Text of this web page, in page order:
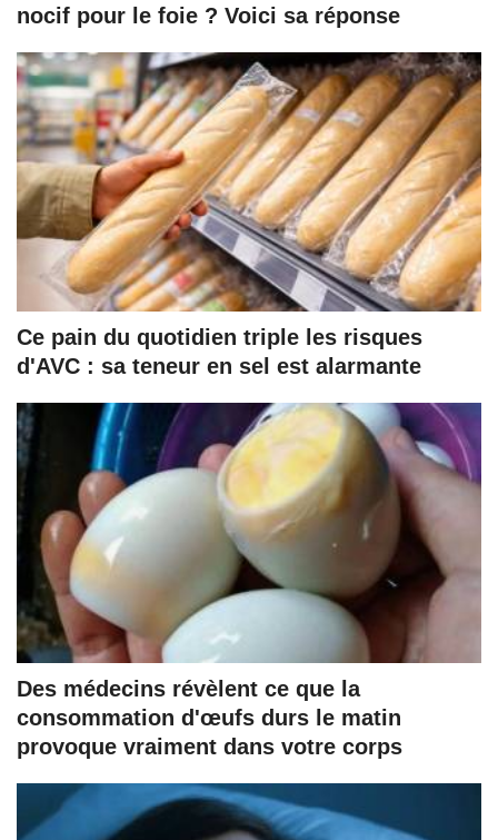
nocif pour le foie ? Voici sa réponse
Ce pain du quotidien triple les risques
d'AVC : sa teneur en sel est alarmante
Des médecins révèlent ce que la
consommation d'œufs durs le matin
provoque vraiment dans votre corps